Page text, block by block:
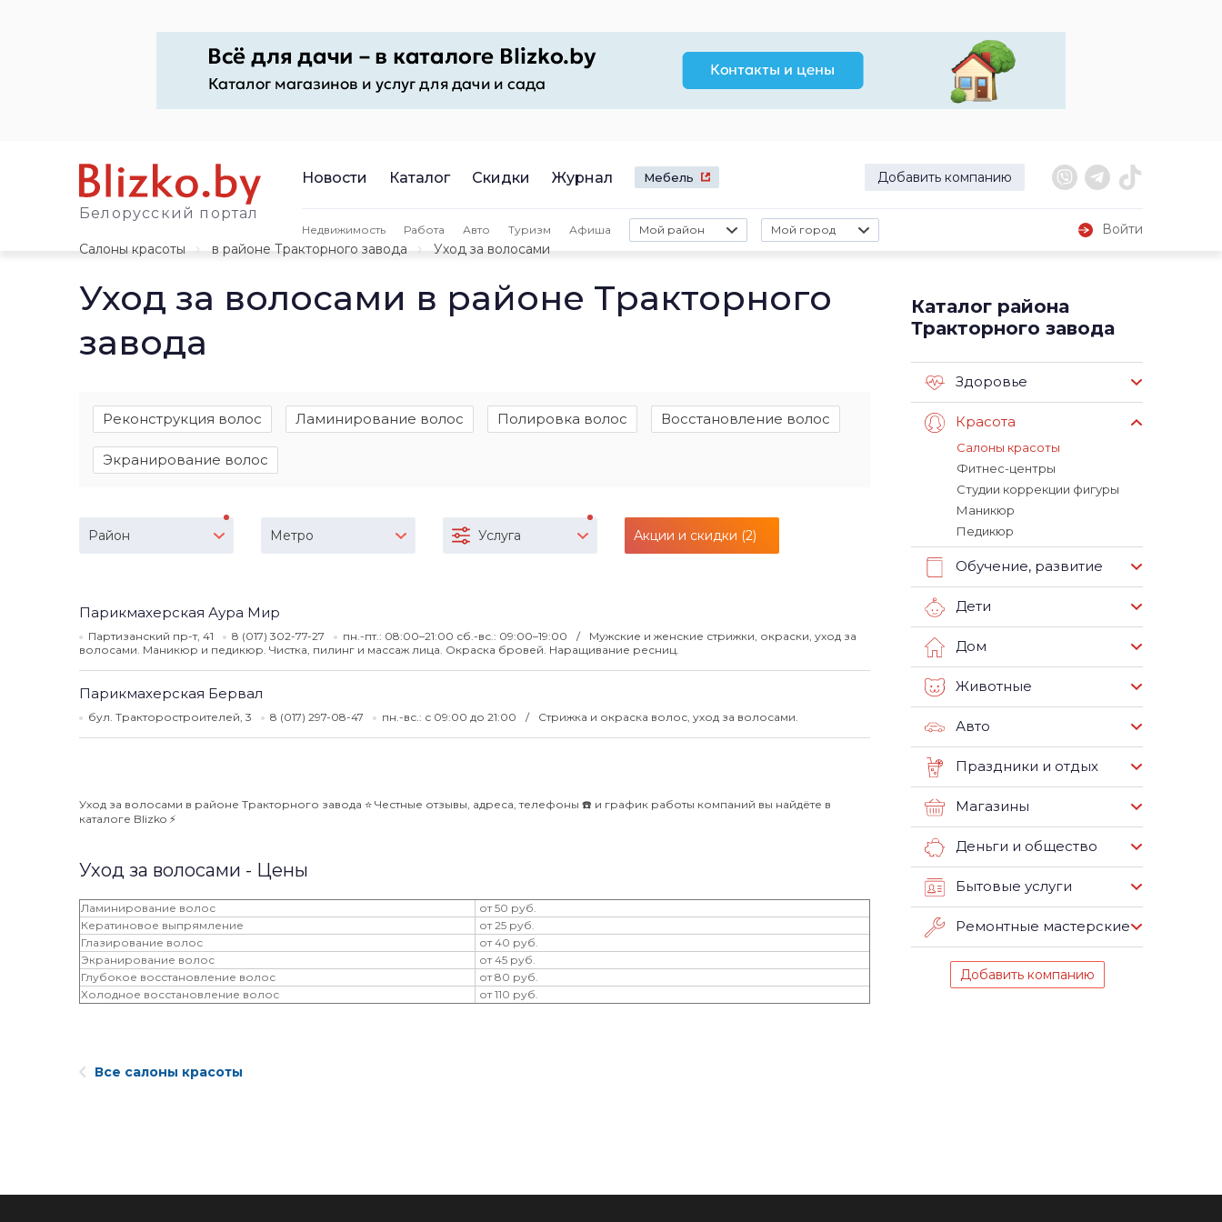
Белорусский портал
Новости Каталог Скидки Журнал Мебель Добавить компанию
Недвижимость Работа Авто Туризм Афиша Мой район Мой город
Войти
Салоны красоты
в районе Тракторного завода Уход за волосами
Уход за волосами в районе Тракторного
завода
Реконструкция волос Ламинирование волос Полировка волос Восстановление волос
Экранирование волос
Район Метро Услуга Акции и скидки (2)
Парикмахерская Аура Мир
Партизанский пр-т, 41 8 (017) 302-77-27 пн.-пт.: 08:00–21:00 сб.-вс.: 09:00–19:00
Мужские и женские стрижки, окраски, уход за
волосами. Маникюр и педикюр. Чистка, пилинг и массаж лица. Окраска бровей. Наращивание ресниц.
Парикмахерская Бервал
бул. Тракторостроителей, 3 8 (017) 297-08-47 пн.-вс.: с 09:00 до 21:00 Стрижка и окраска волос, уход за волосами.
Уход за волосами в районе Тракторного завода ⭐️ Честные отзывы, адреса, телефоны ☎️ и график работы компаний вы найдёте в
каталоге Blizko ⚡️
Уход за волосами - Цены
Ламинирование волос
от 50 руб.
Кератиновое выпрямление
от 25 руб.
Глазирование волос
от 40 руб.
Экранирование волос
от 45 руб.
Глубокое восстановление волос
от 80 руб.
Холодное восстановление волос
от 110 руб.
Каталог района
Тракторного завода
Здоровье
Красота
Салоны красоты
Фитнес-центры
Студии коррекции фигуры
Маникюр
Педикюр
Обучение, развитие
Дети
Дом
Животные
Авто
Праздники и отдых
Магазины
Деньги и общество
Бытовые услуги
Ремонтные мастерские
Добавить компанию
Все салоны красоты